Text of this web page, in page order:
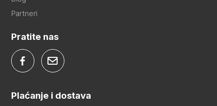
Partneri
Pratite nas
Plaćanje i dostava